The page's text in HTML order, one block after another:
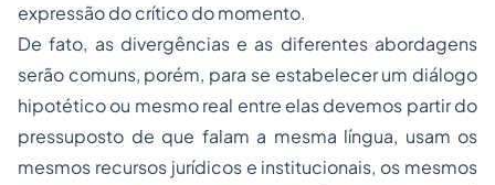
expressão do crítico do momento.
De fato, as divergências e as diferentes abordagens
serão comuns, porém, para se estabelecer um diálogo
hipotético ou mesmo real entre elas devemos partir do
pressuposto de que falam a mesma língua, usam os
mesmos recursos jurídicos e institucionais, os mesmos